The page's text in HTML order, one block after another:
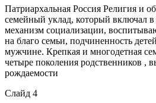
Патриархальная Россия Религия и
семейный уклад, который включал в
механизм социализации,
на благо семьи, подчиненность
мужчине. Крепкая и многодетная
четыре поколения родственников ,
рождаемости
Слайд 4